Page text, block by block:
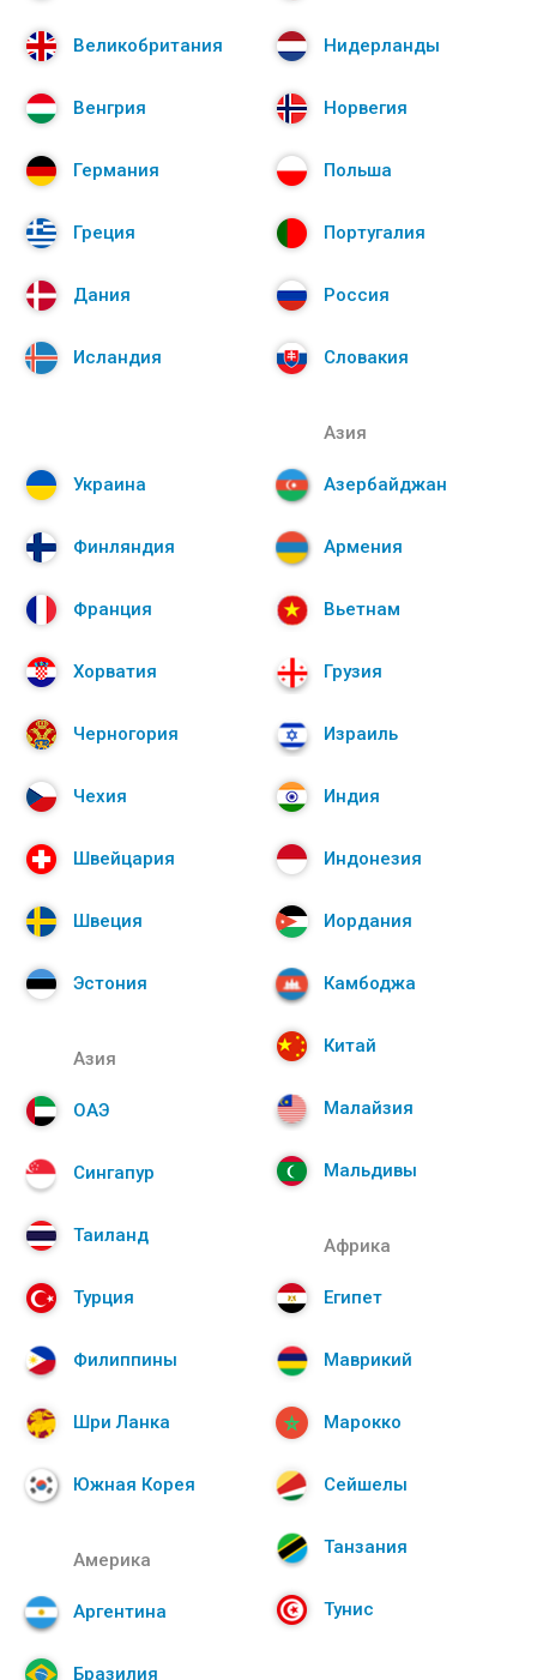
Великобритания
Венгрия
Германия
Греция
Дания
Исландия
Нидерланды
Норвегия
Польша
Португалия
Россия
Словакия
Украина
Финляндия
Франция
Хорватия
Черногория
Чехия
Швейцария
Швеция
Эстония
Азия
Азербайджан
Армения
Вьетнам
Грузия
Израиль
Индия
Индонезия
Иордания
Камбоджа
Китай
Малайзия
Мальдивы
Азия
ОАЭ
Сингапур
Таиланд
Турция
Филиппины
Шри Ланка
Южная Корея
Африка
Египет
Маврикий
Марокко
Сейшелы
Танзания
Тунис
Америка
Аргентина
Бразилия